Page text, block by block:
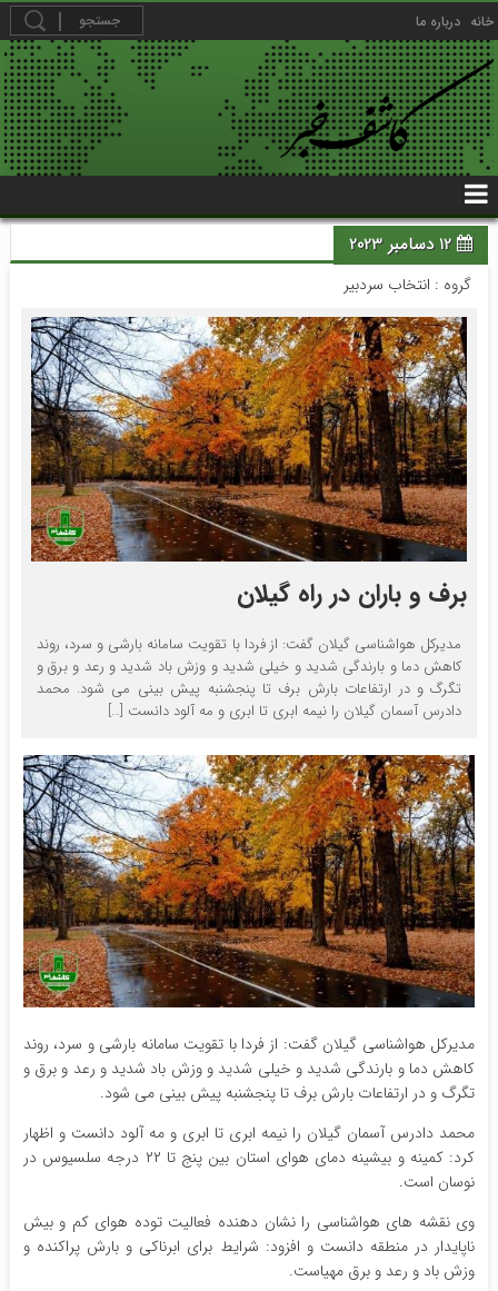
خانه درباره ما
12 دسامبر 2023
گروه : انتخاب سردبیر
برف و باران در راه گیلان
مدیرکل هواشناسی گیلان گفت: از فردا با تقویت سامانه بارشی و سرد، روند
کاهش دما و بارندگی شدید و خیلی شدید و وزش باد شدید و رعد و برق و
تگرگ و در ارتفاعات بارش برف تا پنجشنبه پیش بینی می شود. محمد
دادرس آسمان گیلان را نیمه ابری تا ابری و مه آلود دانست […]
مدیرکل هواشناسی گیلان گفت: از فردا با تقویت سامانه بارشی و سرد، روند
کاهش دما و بارندگی شدید و خیلی شدید و وزش باد شدید و رعد و برق و
تگرگ و در ارتفاعات بارش برف تا پنجشنبه پیش بینی می شود.
محمد دادرس آسمان گیلان را نیمه ابری تا ابری و مه آلود دانست و اظهار
کرد: کمینه و بیشینه دمای هوای استان بین پنج تا ۲۲ درجه سلسیوس در
نوسان است.
وی نقشه های هواشناسی را نشان دهنده فعالیت توده هوای کم و بیش
ناپایدار در منطقه دانست و افزود: شرایط برای ابرناکی و بارش پراکنده و
وزش باد و رعد و برق مهیاست.